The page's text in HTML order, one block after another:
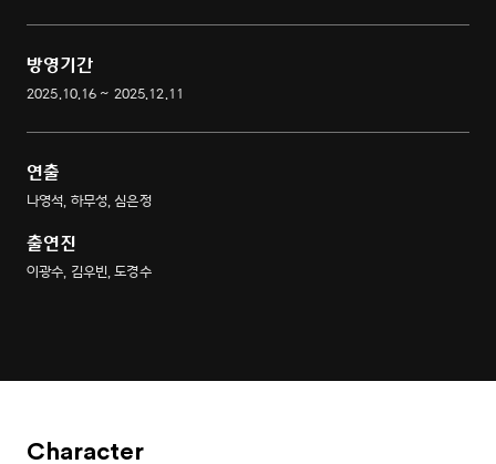
방영기간
2025.10.16 ~ 2025.12.11
연출
나영석, 하무성, 심은정
출연진
이광수, 김우빈, 도경수
Character